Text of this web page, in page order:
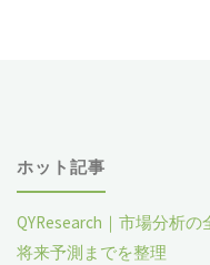
ホット記事
QYResearch｜市場分析
将来予測までを整理